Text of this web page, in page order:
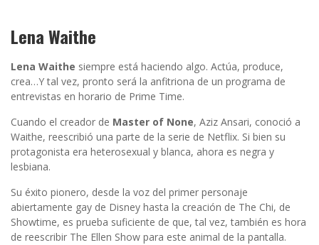
Lena Waithe
Lena Waithe siempre está haciendo algo. Actúa, produce,
crea…Y tal vez, pronto será la anfitriona de un programa de
entrevistas en horario de Prime Time.
Cuando el creador de Master of None, Aziz Ansari, conoció a
Waithe, reescribió una parte de la serie de Netflix. Si bien su
protagonista era heterosexual y blanca, ahora es negra y
lesbiana.
Su éxito pionero, desde la voz del primer personaje
abiertamente gay de Disney hasta la creación de The Chi, de
Showtime, es prueba suficiente de que, tal vez, también es hora
de reescribir The Ellen Show para este animal de la pantalla.